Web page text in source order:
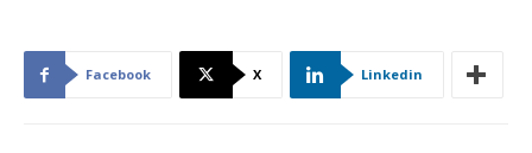
Facebook X Linkedin